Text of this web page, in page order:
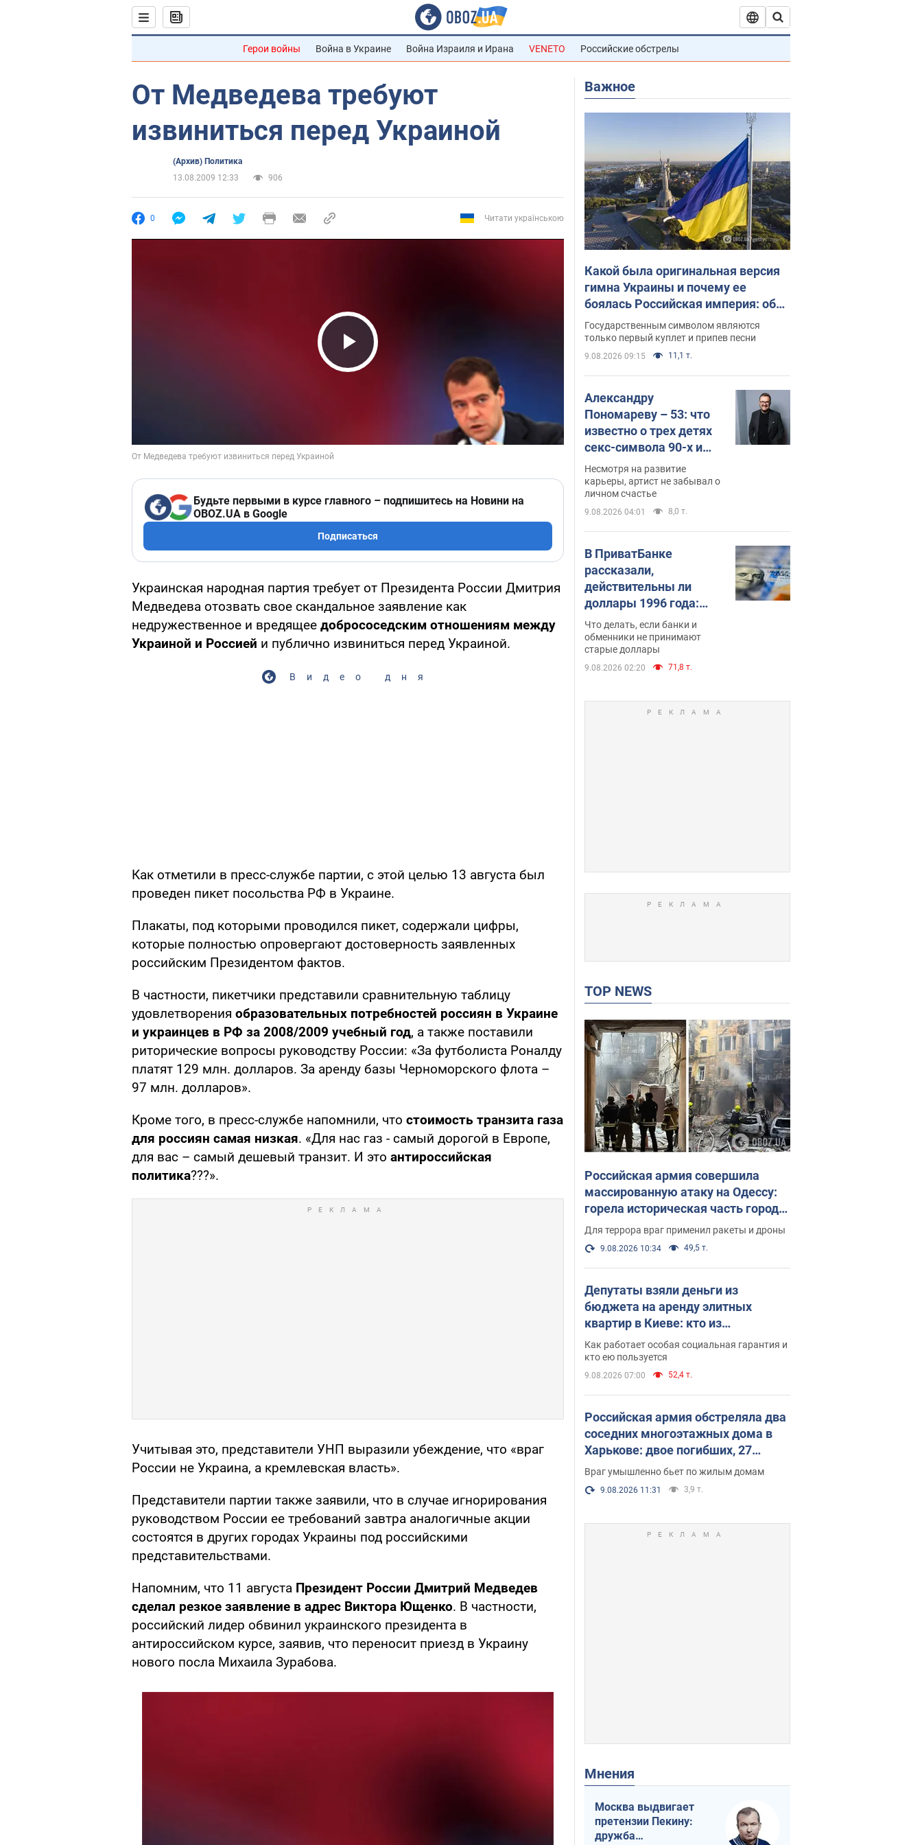
Герои войны Война в Украине Война Израиля и Ирана VENETO Российские обстрелы
От Медведева требуют
извиниться перед Украиной
(Архив) Политика
13.08.2009 12:33
906
0 Читати українською
Play Video
Будьте первыми в курсе главного – подпишитесь на Новини на
OBOZ.UA в Google
Подписаться
Украинская народная партия требует от Президента России Дмитрия
Медведева отозвать свое скандальное заявление как
недружественное и вредящее добрососедским отношениям между
Украиной и Россией и публично извиниться перед Украиной.
Видео дня
Как отметили в пресс-службе партии, с этой целью 13 августа был
проведен пикет посольства РФ в Украине.
Плакаты, под которыми проводился пикет, содержали цифры,
которые полностью опровергают достоверность заявленных
российским Президентом фактов.
В частности, пикетчики представили сравнительную таблицу
удовлетворения образовательных потребностей россиян в Украине
и украинцев в РФ за 2008/2009 учебный год, а также поставили
риторические вопросы руководству России: «За футболиста Роналду
платят 129 млн. долларов. За аренду базы Черноморского флота –
97 млн. долларов».
Кроме того, в пресс-службе напомнили, что стоимость транзита газа
для россиян самая низкая. «Для нас газ - самый дорогой в Европе,
для вас – самый дешевый транзит. И это антироссийская
политика???».
Учитывая это, представители УНП выразили убеждение, что «враг
России не Украина, а кремлевская власть».
Представители партии также заявили, что в случае игнорирования
руководством России ее требований завтра аналогичные акции
состоятся в других городах Украины под российскими
представительствами.
Напомним, что 11 августа Президент России Дмитрий Медведев
сделал резкое заявление в адрес Виктора Ющенко. В частности,
российский лидер обвинил украинского президента в
антироссийском курсе, заявив, что переносит приезд в Украину
нового посла Михаила Зурабова.
Важное
Какой была оригинальная версия
гимна Украины и почему ее
боялась Российская империя: об
этом не рассказывают в школе
Государственным символом являются
только первый куплет и припев песни
9.08.2026 09:15 11,1 т.
Александру
Пономареву – 53: что
известно о трех детях
секс-символа 90-х и
как они выглядят
Несмотря на развитие
карьеры, артист не забывал о
личном счастье
9.08.2026 04:01 8,0 т.
В ПриватБанке
рассказали,
действительны ли
доллары 1996 года:
принимают ли
обменники и банки
такие купюры
Что делать, если банки и
обменники не принимают
старые доллары
9.08.2026 02:20 71,8 т.
TOP NEWS
Российская армия совершила
массированную атаку на Одессу:
горела историческая часть города,
есть пострадавшие. Фото и видео
Для террора враг применил ракеты и дроны
9.08.2026 10:34 49,5 т.
Депутаты взяли деньги из
бюджета на аренду элитных
квартир в Киеве: кто из
парламентариев просил средства
и где поселился
Как работает особая социальная гарантия и
кто ею пользуется
9.08.2026 07:00 52,4 т.
Российская армия обстреляла два
соседних многоэтажных дома в
Харькове: двое погибших, 27
пострадавших
Враг умышленно бьет по жилым домам
9.08.2026 11:31 3,9 т.
Мнения
Москва выдвигает
претензии Пекину:
дружба